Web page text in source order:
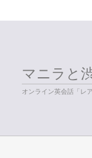
マニラと
オンライン英会話「レ